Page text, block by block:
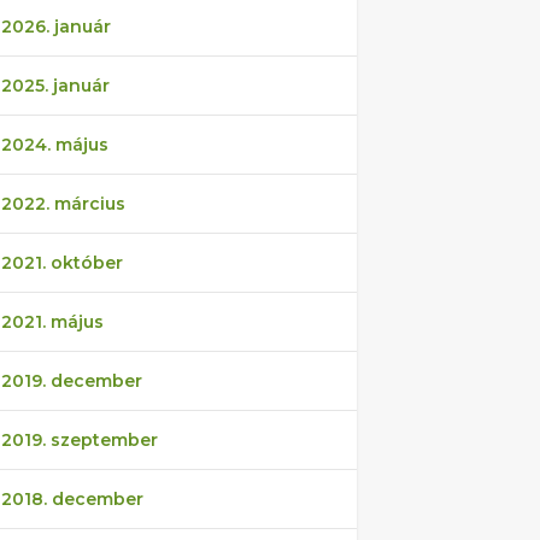
2026. január
2025. január
2024. május
2022. március
2021. október
2021. május
2019. december
2019. szeptember
2018. december